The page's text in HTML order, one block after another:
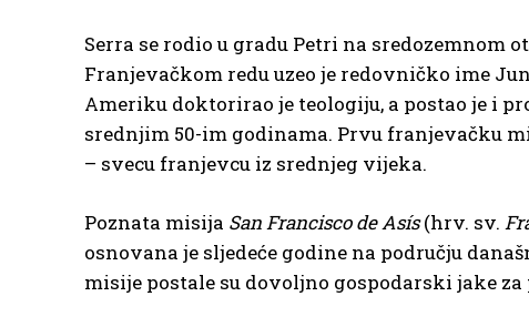
Serra se rodio u gradu Petri na sredozemnom
Franjevačkom redu uzeo je redovničko ime
Ameriku doktorirao je teologiju, a postao je i
srednjim 50-im godinama. Prvu franjevačku
– svecu franjevcu iz srednjeg vijeka.
Poznata misija San Francisco de Asís(hrv. sv.
osnovana je sljedeće godine na području
misije postale su dovoljno gospodarski jake